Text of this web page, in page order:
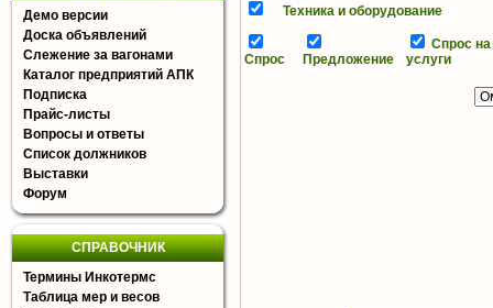
Демо версии
Доска объявлений
Слежение за вагонами
Каталог предприятий АПК
Подписка
Прайс-листы
Вопросы и ответы
Список должников
Выставки
Форум
СПРАВОЧНИК
Термины Инкотермс
Таблица мер и весов
Техника и оборудование
Спрос Предложение
Спрос на
услуги